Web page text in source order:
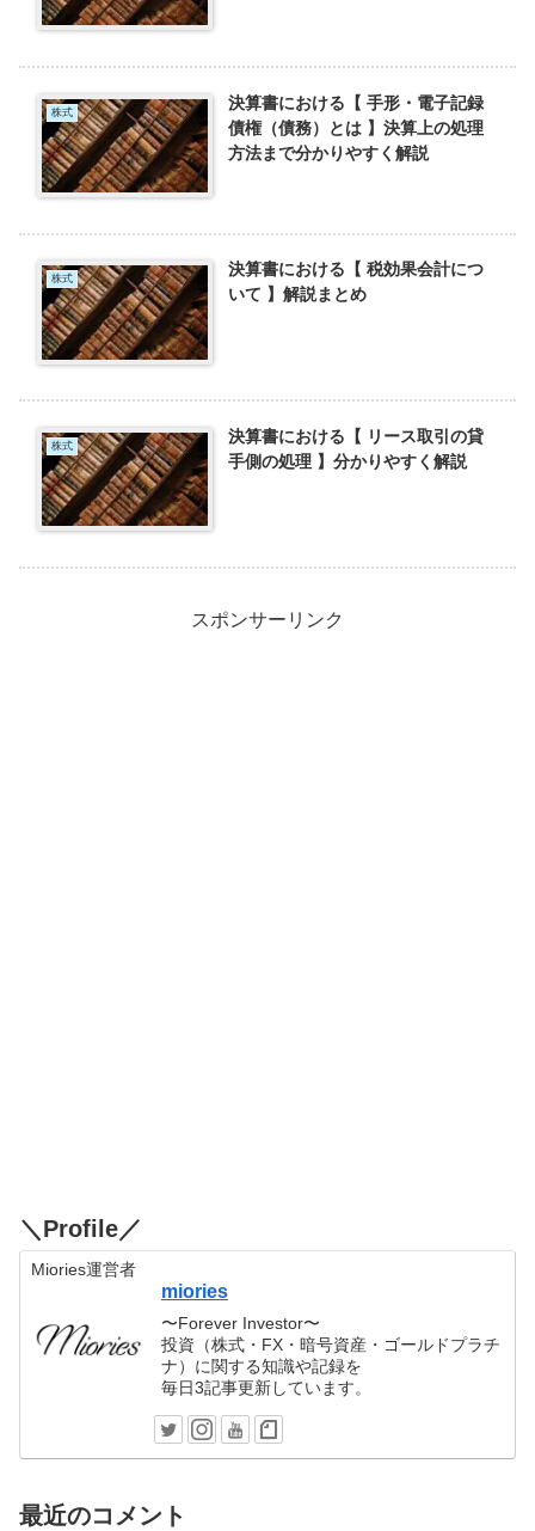
株式
決算書における【 手形・電子記録
債権（債務）とは 】決算上の処理
方法まで分かりやすく解説
株式
決算書における【 税効果会計につ
いて 】解説まとめ
株式
決算書における【 リース取引の貸
手側の処理 】分かりやすく解説
スポンサーリンク
＼Profile／
Miories運営者
miories
〜Forever Investor〜
投資（株式・FX・暗号資産・ゴールドプラチ
ナ）に関する知識や記録を
毎日3記事更新しています。
最近のコメント